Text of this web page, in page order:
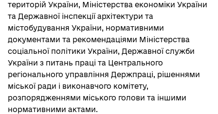
територій України, Міністерства економіки України
та Державної інспекції архітектури та
містобудування України, нормативними
документами та рекомендаціями Міністерства
соціальної політики України, Державної служби
України з питань праці та Центрального
регіонального управління Держпраці, рішеннями
міської ради і виконавчого комітету,
розпорядженнями міського голови та іншими
нормативними актами.